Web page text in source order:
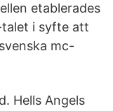
etablerades
talet i syfte att
mc-
Hells Angels